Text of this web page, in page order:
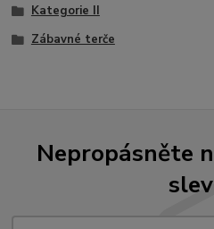
Kategorie II
Zábavné terče
Nepropásněte